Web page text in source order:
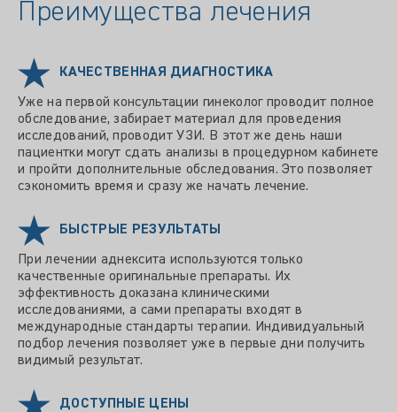
Преимущества лечения
КАЧЕСТВЕННАЯ ДИАГНОСТИКА
Уже на первой консультации гинеколог проводит полное
обследование, забирает материал для проведения
исследований, проводит УЗИ. В этот же день наши
пациентки могут сдать анализы в процедурном кабинете
и пройти дополнительные обследования. Это позволяет
сэкономить время и сразу же начать лечение.
БЫСТРЫЕ РЕЗУЛЬТАТЫ
При лечении аднексита используются только
качественные оригинальные препараты. Их
эффективность доказана клиническими
исследованиями, а сами препараты входят в
международные стандарты терапии. Индивидуальный
подбор лечения позволяет уже в первые дни получить
видимый результат.
ДОСТУПНЫЕ ЦЕНЫ